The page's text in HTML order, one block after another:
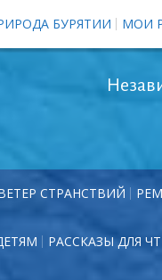
БУРЯТИИ МОИ
СТРАНСТВИЙ
РАССКАЗЫ ДЛЯ